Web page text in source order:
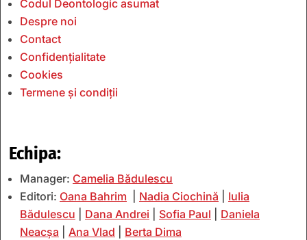
Codul Deontologic asumat
Despre noi
Contact
Confidențialitate
Cookies
Termene și condiții
Echipa:
Manager: Camelia Bădulescu
Editori: Oana Bahrim Nadia Ciochină
Iulia
Bădulescu
Dana Andrei Sofia Paul
Daniela
Neacșa
Ana Vlad
Berta Dima